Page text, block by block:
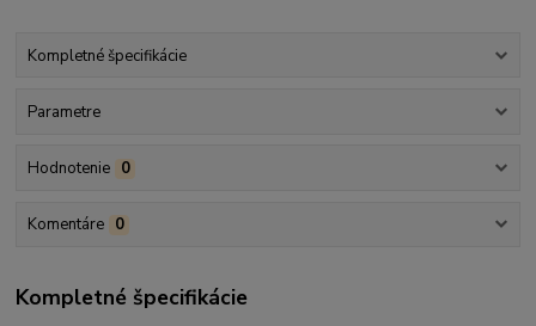
Kompletné špecifikácie
Parametre
Hodnotenie 0
Komentáre 0
Kompletné špecifikácie